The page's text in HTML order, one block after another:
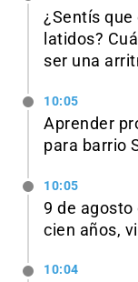
¿Sentís que
latidos?
ser una
10:05
Aprender
para barrio
10:05
9 de agosto
cien años,
10:04